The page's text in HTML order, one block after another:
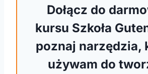
Dołącz do
kursu Szkoła
poznaj narzędzia,
używam do